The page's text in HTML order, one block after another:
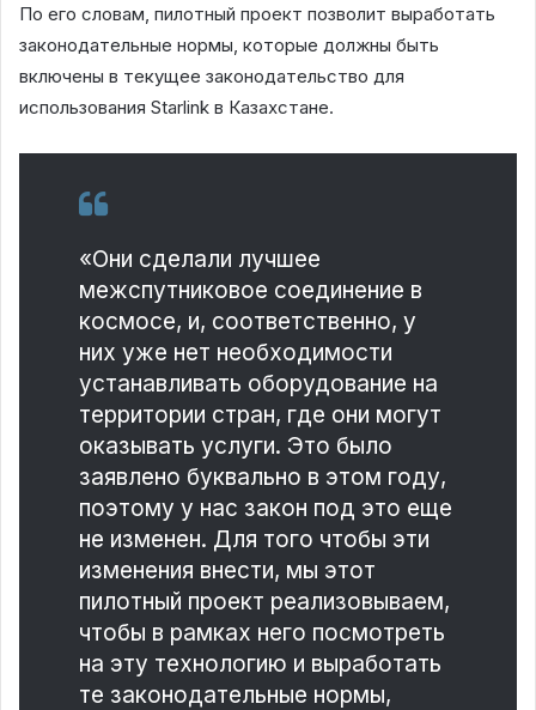
По его словам, пилотный проект позволит выработать
законодательные нормы, которые должны быть
включены в текущее законодательство для
использования Starlink в Казахстане.
«Они сделали лучшее
межспутниковое соединение в
космосе, и, соответственно, у
них уже нет необходимости
устанавливать оборудование на
территории стран, где они могут
оказывать услуги. Это было
заявлено буквально в этом году,
поэтому у нас закон под это еще
не изменен. Для того чтобы эти
изменения внести, мы этот
пилотный проект реализовываем,
чтобы в рамках него посмотреть
на эту технологию и выработать
те законодательные нормы,